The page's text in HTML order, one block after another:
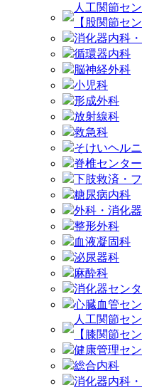
人工関節セ
【股関節セ
消化器内科
循環器内科
脳神経外科
小児科
形成外科
放射線科
救急科
そけいヘル
脊椎センター
下肢救済・
糖尿病内科
外科・消化
整形外科
血液凝固科
泌尿器科
麻酔科
消化器セン
心臓血管セ
人工関節セ
【膝関節セ
健康管理セ
総合内科
消化器内科